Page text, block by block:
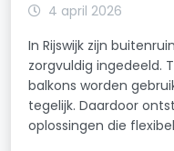
4 april 2026
In Rijswijk zijn
zorgvuldig ingedeeld.
balkons worden
tegelijk. Daardoor
oplossingen die